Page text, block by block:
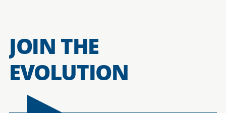
JOIN THE
EVOLUTION